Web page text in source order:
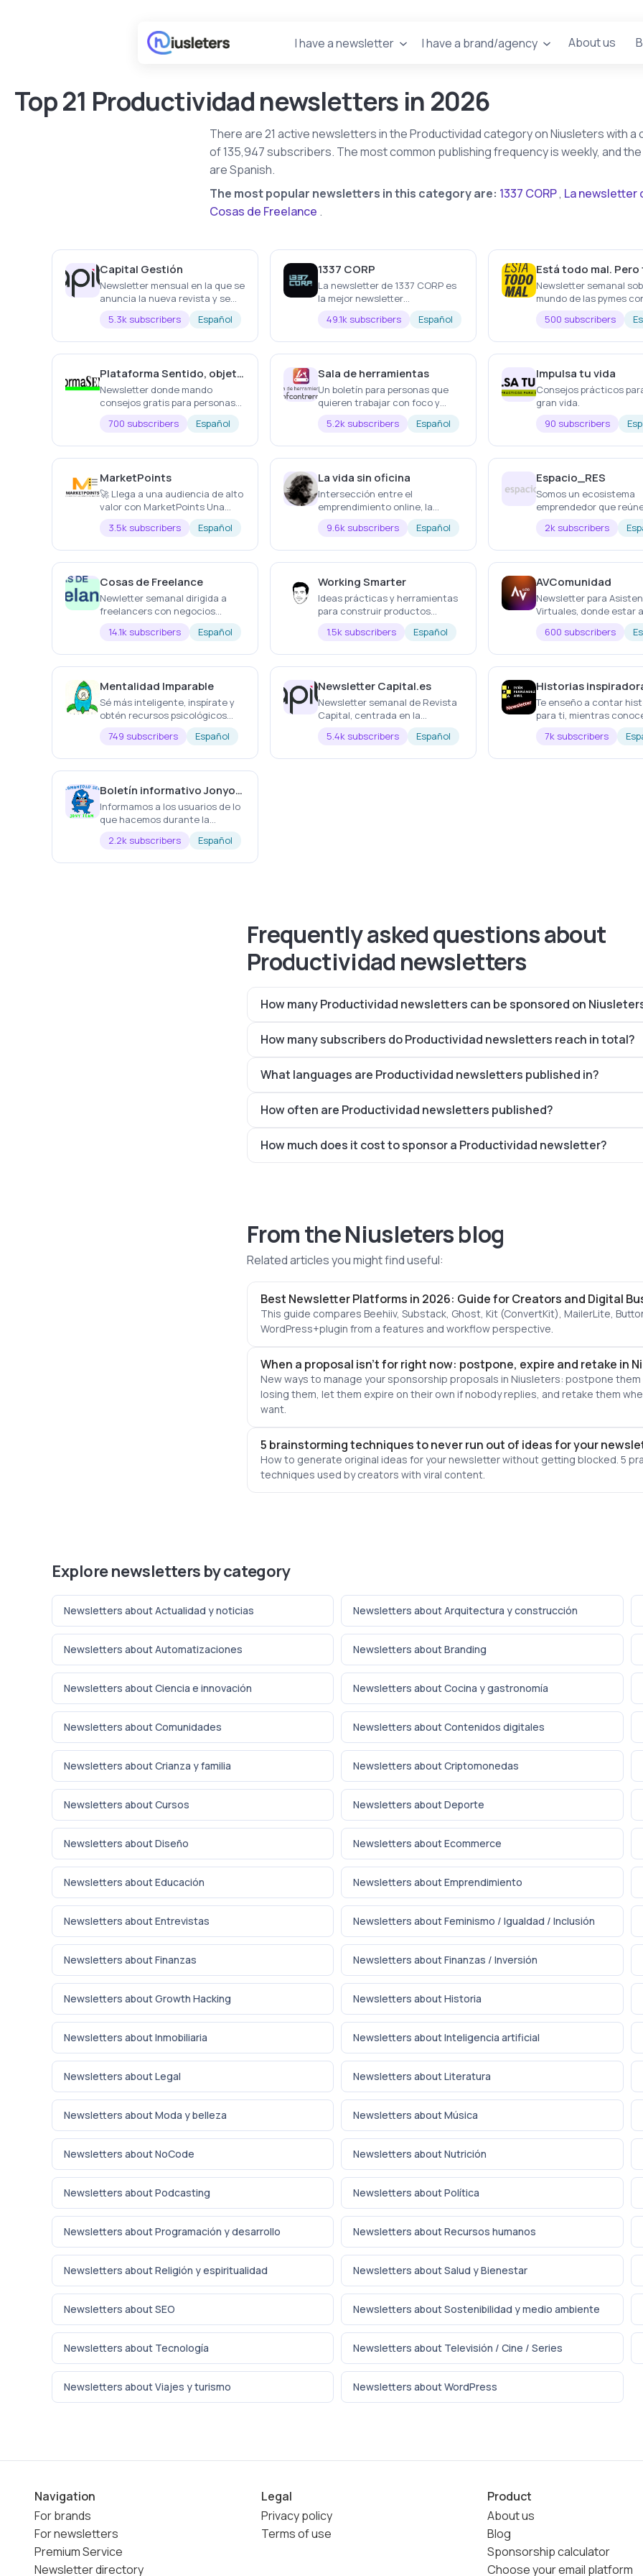
I have a newsletter I have a brand/agency About us
Top 21 Productividad newsletters in 2026
There are 21 active newsletters in the Productividad category on Niusleters with a
of 135,947 subscribers. The most common publishing frequency is weekly, and
are Spanish.
The most popular newsletters in this category are: 1337 CORP, La newsletter
Cosas de Freelance .
Capital Gestión
Newsletter mensual en la que se
anuncia la nueva revista y se
5.3k subscribers Español
1337 CORP
La newsletter de 1337 CORP es
la mejor newsletter
emprendedores y empresarios
49.1k subscribers Español
Newsletter semanal
mundo de las pymes
500 subscribers
Plataforma Sentido, objetivos vitales al alcance de la mano
Newsletter donde mando
consejos gratis para personas
vitales y superarse día a día.
700 subscribers Español
Sala de herramientas
Un boletín para personas que
quieren trabajar con foco y
5.2k subscribers Español
Impulsa tu vida
Consejos prácticos
gran vida.
90 subscribers
MarketPoints
🚀 Llega a una audiencia de alto
valor con MarketPoints Una
en menos de 1 MINUTO las
3.5k subscribers Español
La vida sin oficina
Intersección entre el
emprendimiento online, la
newsletter de Bosco Soler.
9.6k subscribers Español
Espacio_RES
Somos un ecosistema
emprendedor que
inversores y
2k subscribers
Cosas de Freelance
Newletter semanal dirigida a
freelancers con negocios
todos los entresijos de cómo
14.1k subscribers Español
Working Smarter
Ideas prácticas y herramientas
para construir productos
1.5k subscribers Español
AVComunidad
Newsletter para
Virtuales, donde estar
Asistencia Virtual.
600 subscribers
Mentalidad Imparable
Sé más inteligente, inspírate y
obtén recursos psicológicos
que sueñas.
749 subscribers Español
Newsletter Capital.es
Newsletter semanal de Revista
Capital, centrada en la
empresarial. Las noticias más
5.4k subscribers Español
Historias
Te enseño a contar
para ti, mientras
7k subscribers
Boletín informativo Jonyonlinecash.com
Informamos a los usuarios de lo
que hacemos durante la
Comunidad Seo
2.2k subscribers Español
Frequently asked questions about
Productividad newsletters
How many Productividad newsletters can be sponsored on
How many subscribers do Productividad newsletters reach in total?
What languages are Productividad newsletters published in?
How often are Productividad newsletters published?
How much does it cost to sponsor a Productividad newsletter?
From the Niusleters blog
Related articles you might find useful:
Best Newsletter Platforms in 2026: Guide for Creators and Digital
This guide compares Beehiiv, Substack, Ghost, Kit (ConvertKit), MailerLite,
WordPress+plugin from a features and workflow perspective.
When a proposal isn't for right now: postpone, expire and retake in
New ways to manage your sponsorship proposals in Niusleters: postpone
losing them, let them expire on their own if nobody replies, and retake them
want.
5 brainstorming techniques to never run out of ideas for your
How to generate original ideas for your newsletter without getting blocked. 5
techniques used by creators with viral content.
Explore newsletters by category
Newsletters about Actualidad y noticias Newsletters about Arquitectura y construcción
Newsletters about Automatizaciones Newsletters about Branding
Newsletters about Ciencia e innovación Newsletters about Cocina y gastronomía
Newsletters about Comunidades Newsletters about Contenidos digitales
Newsletters about Crianza y familia Newsletters about Criptomonedas
Newsletters about Cursos Newsletters about Deporte
Newsletters about Diseño Newsletters about Ecommerce
Newsletters about Educación Newsletters about Emprendimiento
Newsletters about Entrevistas Newsletters about Feminismo / Igualdad / Inclusión
Newsletters about Finanzas Newsletters about Finanzas / Inversión
Newsletters about Growth Hacking Newsletters about Historia
Newsletters about Inmobiliaria Newsletters about Inteligencia artificial
Newsletters about Legal Newsletters about Literatura
Newsletters about Moda y belleza Newsletters about Música
Newsletters about NoCode Newsletters about Nutrición
Newsletters about Podcasting Newsletters about Política
Newsletters about Programación y desarrollo Newsletters about Recursos humanos
Newsletters about Religión y espiritualidad Newsletters about Salud y Bienestar
Newsletters about SEO Newsletters about Sostenibilidad y medio ambiente
Newsletters about Tecnología Newsletters about Televisión / Cine / Series
Newsletters about Viajes y turismo Newsletters about WordPress
Navigation
For brands
For newsletters
Premium Service
Newsletter directory
Legal
Privacy policy
Terms of use
Product
About us
Blog
Sponsorship calculator
Choose your email platform